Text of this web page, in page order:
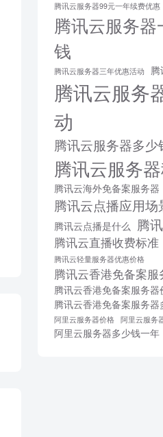
腾讯云服务器99元一年续费优惠
腾讯云服务
钱
腾讯云服务器三年优惠活动
腾讯云服务
动
腾讯云服务器多少
腾讯云服务
腾讯云海外免备案服务器
腾讯云点播应用场
腾讯云点播是什么 腾
腾讯云直播收费标准
腾讯云轻量服务器优惠价格
腾讯云香港免备案服
腾讯云香港免备案服务器
腾讯云香港免备案服务器
阿里云服务器价格 阿里云服务
阿里云服务器多少钱一年